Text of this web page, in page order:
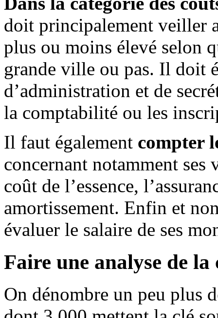
doit principalement veiller
plus ou moins élevé selon
grande ville ou pas. Il doit
d’administration et de
la comptabilité ou les
Il faut également compter
concernant notamment
coût de l’essence,
amortissement. Enfin et
évaluer le salaire de ses
Faire une analyse de la
On dénombre un peu plus